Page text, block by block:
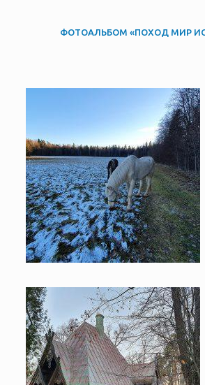
ФОТОАЛЬБОМ «ПОХОД МИР